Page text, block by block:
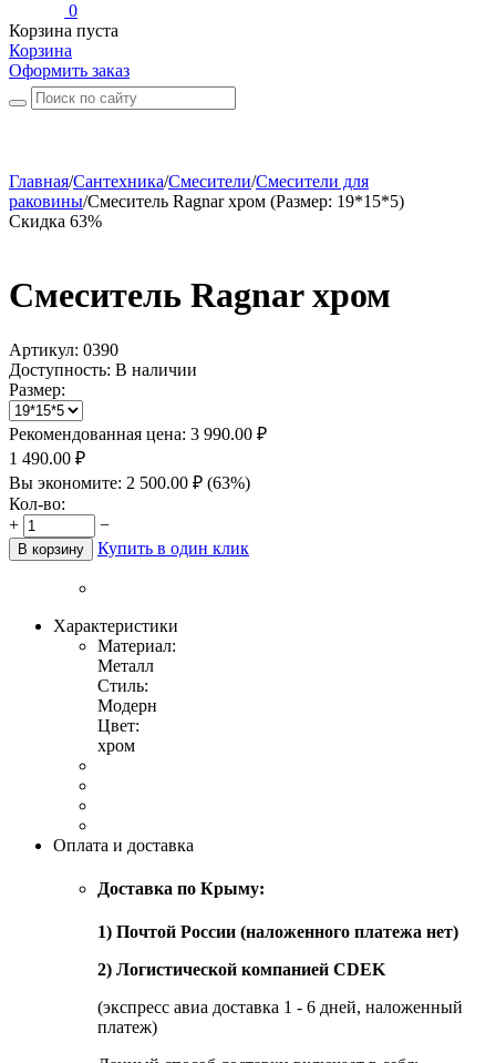
0
Корзина пуста
Корзина
Оформить заказ
Главная/Сантехника/Смесители/Смесители для
раковины/Смеситель Ragnar хром (Размер: 19*15*5)
Скидка 63%
Смеситель Ragnar хром
Артикул: 0390
Доступность: В наличии
Размер:
Рекомендованная цена: 3 990.00 ₽
1 490.00 ₽
Вы экономите: 2 500.00 ₽ (63%)
Кол-во:
+
−
В корзину Купить в один клик
Характеристики
Материал:
Металл
Стиль:
Модерн
Цвет:
хром
Оплата и доставка
Доставка по Крыму:
1) Почтой России (наложенного платежа нет)
2) Логистической компанией CDEK
(экспресс авиа доставка 1 - 6 дней, наложенный
платеж)